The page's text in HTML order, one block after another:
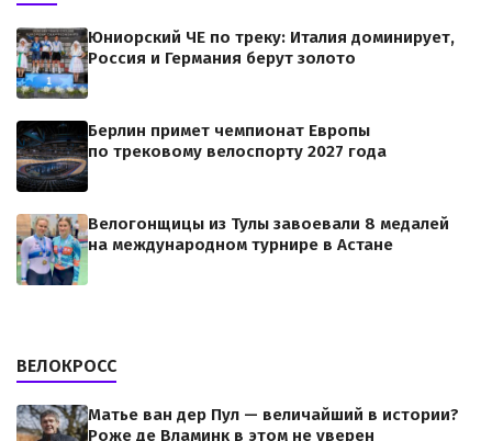
Юниорский ЧЕ по треку: Италия доминирует,
Россия и Германия берут золото
Берлин примет чемпионат Европы
по трековому велоспорту 2027 года
Велогонщицы из Тулы завоевали 8 медалей
на международном турнире в Астане
ВЕЛОКРОСС
Матье ван дер Пул — величайший в истории?
Роже де Вламинк в этом не уверен